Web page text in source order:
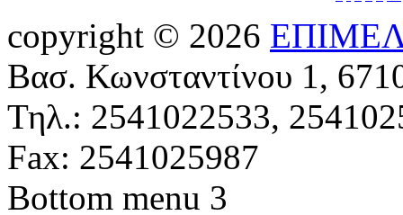
copyright © 2026
Βασ. Κωνσταντίνου 1,
Τηλ.: 2541022533,
Fax: 2541025987
Bottom menu 3